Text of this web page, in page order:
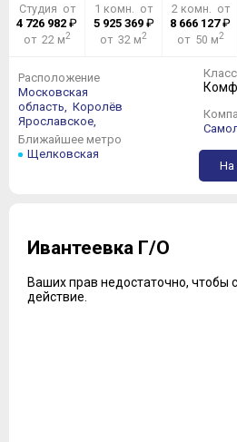
Студия от
4 726 982 ₽
от 22 м2
1 комн. от
5 925 369₽
от 32 м2
2 комн. от
8 666 127₽
от 50 м2
Расположение
Московская
область, Королёв
Ярославское,
Ближайшее метро
Щелковская
На
Ивантеевка Г/О
Ваших прав недостаточно, чтобы
действие.